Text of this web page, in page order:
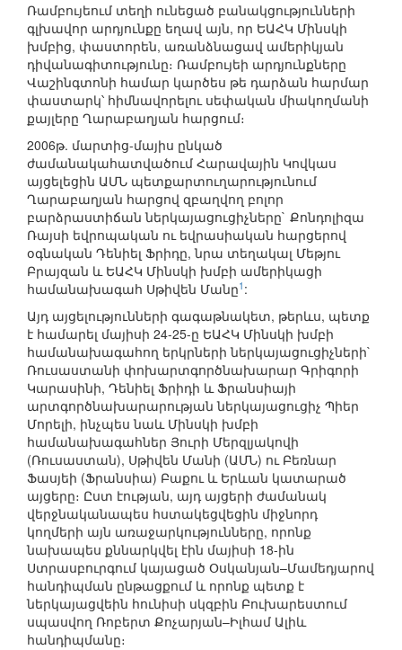
Ռամբույեում տեղի ունեցած բանակցությունների
գլխավոր արդյունքը եղավ այն, որ ԵԱՀԿ Մինսկի
խմբից, փաստորեն, առանձնացավ ամերիկյան
դիվանագիտությունը։ Ռամբույեի արդյունքները
Վաշինգտոնի համար կարծես թե դարձան հարմար
փաստարկ՝ հիմնավորելու սեփական միակողմանի
քայլերը Ղարաբաղյան հարցում։
2006թ. մարտից-մայիս ընկած
ժամանակահատվածում Հարավային Կովկաս
այցելեցին ԱՄՆ պետքարտուղարությունում
Ղարաբաղյան հարցով զբաղվող բոլոր
բարձրաստիճան ներկայացուցիչները` Քոնդոլիզա
Ռայսի եվրոպական ու եվրասիական հարցերով
օգնական Դենիել Ֆրիդը, նրա տեղակալ Մեթյու
Բրայզան և ԵԱՀԿ Մինսկի խմբի ամերիկացի
համանախագահ Սթիվեն Մանը1 :
Այդ այցելությունների գագաթնակետ, թերևս, պետք
է համարել մայիսի 24-25-ը ԵԱՀԿ Մինսկի խմբի
համանախագահող երկրների ներկայացուցիչների`
Ռուսաստանի փոխարտգործնախարար Գրիգորի
Կարասինի, Դենիել Ֆրիդի և Ֆրանսիայի
արտգործնախարարության ներկայացուցիչ Պիեր
Մորելի, ինչպես նաև Մինսկի խմբի
համանախագահներ Յուրի Մերզլյակովի
(Ռուսաստան), Սթիվեն Մանի (ԱՄՆ) ու Բեռնար
Ֆասյեի (Ֆրանսիա) Բաքու և Երևան կատարած
այցերը։ Ըստ էության, այդ այցերի ժամանակ
վերջնականապես հստակեցվեցին միջնորդ
կողմերի այն առաջարկությունները, որոնք
նախապես քննարկվել էին մայիսի 18-ին
Ստրասբուրգում կայացած Օսկանյան–Մամեդյարով
հանդիպման ընթացքում և որոնք պետք է
ներկայացվեին հունիսի սկզբին Բուխարեստում
սպասվող Ռոբերտ Քոչարյան–Իլհամ Ալիև
հանդիպմանը։